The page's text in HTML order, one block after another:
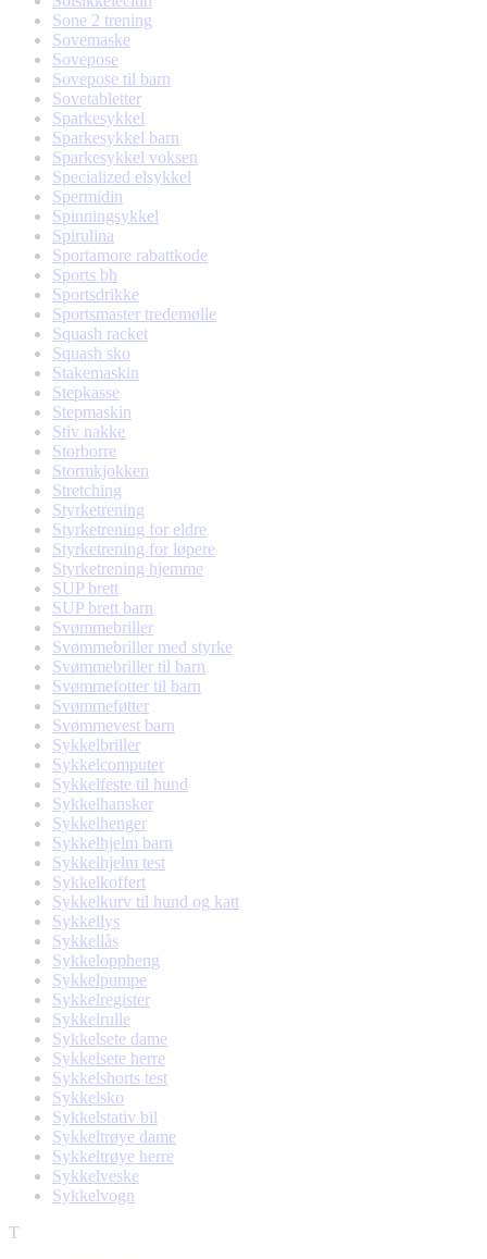
Sone 2 trening
Sovemaske
Sovepose
Sovepose til barn
Sovetabletter
Sparkesykkel
Sparkesykkel barn
Sparkesykkel voksen
Specialized elsykkel
Spermidin
Spinningsykkel
Spirulina
Sportamore rabattkode
Sports bh
Sportsdrikke
Sportsmaster tredemølle
Squash racket
Squash sko
Stakemaskin
Stepkasse
Stepmaskin
Stiv nakke
Storborre
Stormkjokken
Stretching
Styrketrening
Styrketrening for eldre
Styrketrening for løpere
Styrketrening hjemme
SUP brett
SUP brett barn
Svømmebriller
Svømmebriller med styrke
Svømmebriller til barn
Svømmefotter til barn
Svømmeføtter
Svømmevest barn
Sykkelbriller
Sykkelcomputer
Sykkelfeste til hund
Sykkelhansker
Sykkelhenger
Sykkelhjelm barn
Sykkelhjelm test
Sykkelkoffert
Sykkelkurv til hund og katt
Sykkellys
Sykkellås
Sykkeloppheng
Sykkelpumpe
Sykkelregister
Sykkelrulle
Sykkelsete dame
Sykkelsete herre
Sykkelshorts test
Sykkelsko
Sykkelstativ bil
Sykkeltrøye dame
Sykkeltrøye herre
Sykkelveske
Sykkelvogn
T